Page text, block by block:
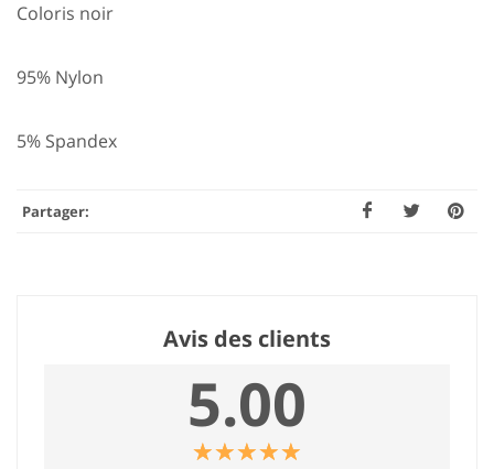
Coloris noir
95% Nylon
5% Spandex
Partager:
Avis des clients
5.00
☆☆☆☆☆
★★★★★